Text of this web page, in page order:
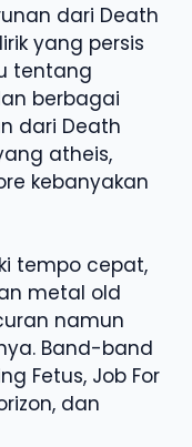
dari Death
yang persis
tentang
berbagai
dari Death
atheis,
kebanyakan
tempo cepat,
metal old
namun
Band-band
Fetus, Job For
dan